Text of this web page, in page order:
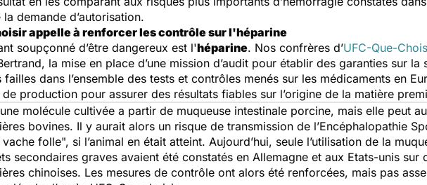
demande d’autorisation.
appelle à renforcer les contrôle sur l'héparine
soupçonné d’être dangereux est l'héparine. Nos confrères d’UFC-Que-
la mise en place d’une mission d’audit pour établir des garanties sur
failles dans l’ensemble des tests et contrôles menés sur les médicaments en
production pour assurer des résultats fiables sur l’origine de la matière
une molécule cultivée a partir de muqueuse intestinale porcine, mais elle peut
bovines. Il y aurait alors un risque de transmission de l’Encéphalopathie
folle", si l’animal en était atteint. Aujourd’hui, seule l’utilisation de la
secondaires graves avaient été constatés en Allemagne et aux Etats-unis
chinoises. Les mesures de contrôle ont alors été renforcées, mais pas